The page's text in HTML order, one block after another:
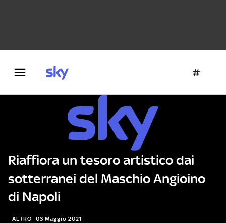
Riaffiora un tesoro artistico dai
sotterranei del Maschio Angioino
di Napoli
ALTRO 03 Maggio 2021